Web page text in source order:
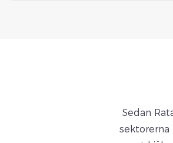
Sedan
sektorerna